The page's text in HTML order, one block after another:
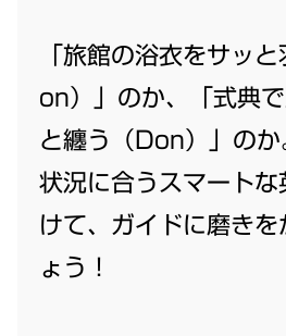
「旅館の浴衣をサッ
on）」のか、「式典
と纏う（Don）」のか
状況に合うスマートな
けて、ガイドに磨きを
ょう！